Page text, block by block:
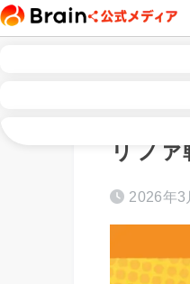
リフ
2026年3